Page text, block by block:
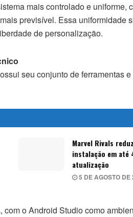
mais controlado e uniforme,
previsível. Essa uniformidade
de personalização.
seu conjunto de ferramentas
Marvel Rivals
instalação em até
atualização
5 DE AGOSTO DE
o Android Studio como